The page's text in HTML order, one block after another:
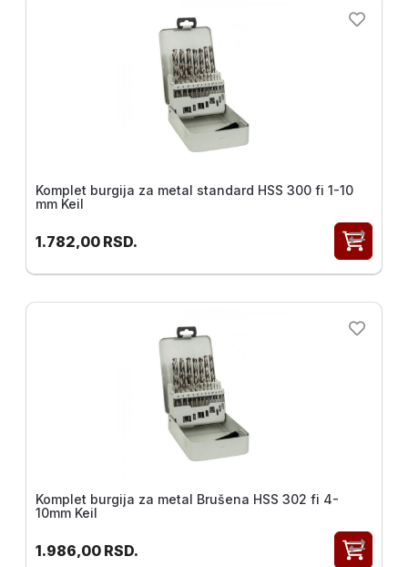
Komplet burgija za metal standard HSS 300 fi 1-10
mm Keil
1.782,00 RSD.
Komplet burgija za metal Brušena HSS 302 fi 4-
10mm Keil
1.986,00 RSD.